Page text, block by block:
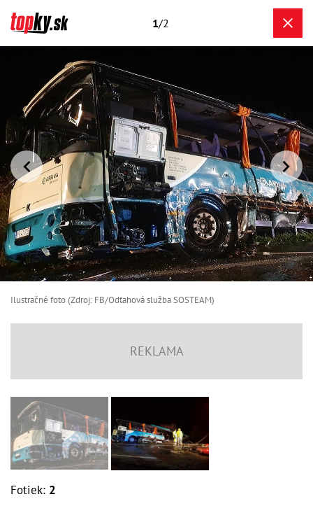
1/2
Ilustračné foto (Zdroj: FB/Odťahová služba SOSTEAM)
Fotiek: 2